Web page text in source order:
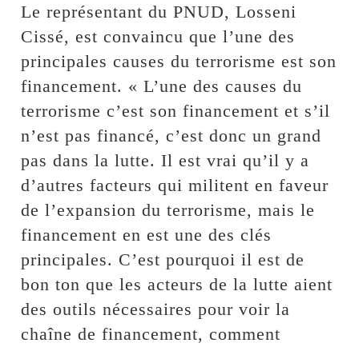
Le représentant du PNUD, Losseni
Cissé, est convaincu que l’une des
principales causes du terrorisme est son
financement. « L’une des causes du
terrorisme c’est son financement et s’il
n’est pas financé, c’est donc un grand
pas dans la lutte. Il est vrai qu’il y a
d’autres facteurs qui militent en faveur
de l’expansion du terrorisme, mais le
financement en est une des clés
principales. C’est pourquoi il est de
bon ton que les acteurs de la lutte aient
des outils nécessaires pour voir la
chaîne de financement, comment